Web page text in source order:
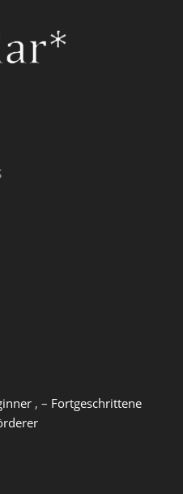
, – Fortgeschrittene